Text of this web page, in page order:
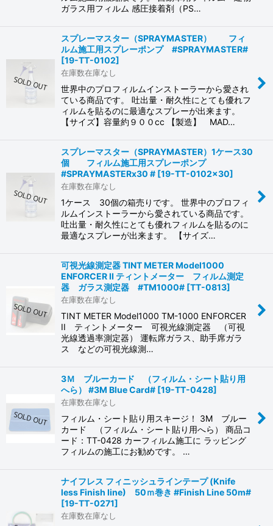
ガラス用フィルム 感圧接着剤（PS…
スプレーマスター（SPRAYMASTER） フィ
ルム施工用スプレーポンプ #SPRAYMASTER#
[19-TT-0102]
在庫数在庫なし
世界中のプロフィルムインストーラーから愛され
ている商品です。 吐出量・耐久性にとても優れフ
ィルムを貼るのに最適なスプレーが出来ます。
【サイズ】容量約９００cc 【製造】 MAD…
スプレーマスター（SPRAYMASTER）1ケース30
個 フィルム施工用スプレーポンプ
#SPRAYMASTERx30 # [19-TT-0102x30]
在庫数在庫なし
1ケース 30個の箱売りです。 世界中のプロフィ
ルムインストーラーから愛されている商品です。
吐出量・耐久性にとても優れフィルムを貼るのに
最適なスプレーが出来ます。 【サイズ…
可視光線測定器 TINT METER Model1000
ENFORCER II ティントメーター フィルム測定
器 ガラス測定器 #TM1000# [TT-0813]
在庫数在庫なし
TINT METER Model1000 TM-1000 ENFORCER
II ティントメーター 可視光線測定器 （可視
光線透過率測定器） 運転席ガラス、助手席ガラ
ス などの可視光線測…
3Ｍ ブルーカード （フィルム・シート貼り用
へら） #3M Blue Card# [19-TT-0428]
在庫数在庫なし
フィルム・シート貼り用スキージ！ 3M ブルー
カード （フィルム・シート貼り用へら） 商品コ
ード：TT-0428 カーフィルム施工に ラッピング
フィルムの施工にお勧めです。 …
ナイフレス フィニッシュラインテープ (Knife
less Finish line) 50ｍ巻き #Finish Line 50m#
[19-TT-0271]
在庫数在庫なし